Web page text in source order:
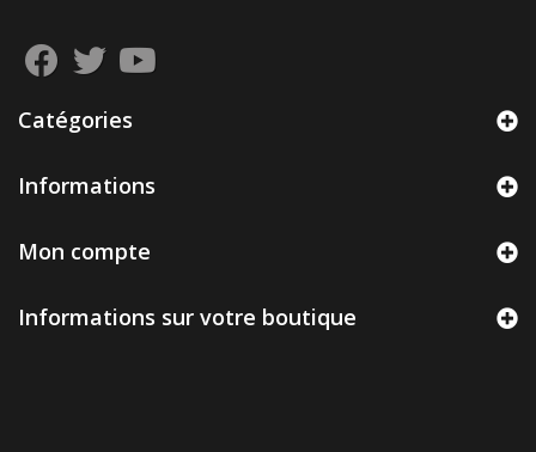
Catégories
Informations
Mon compte
Informations sur votre boutique